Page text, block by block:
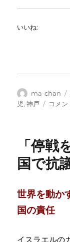
いいね:
投
稿
ma-chan
児,神戸
満
の
歴
史
無
か
っ
と
コメン
「停戦
国で抗
世界を動か
国の責任
イスラエルの